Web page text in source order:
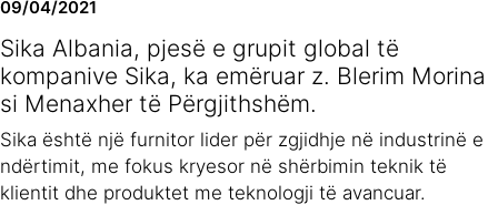
09/04/2021
Sika Albania, pjesë e grupit global të
kompanive Sika, ka emëruar z. Blerim Morina
si Menaxher të Përgjithshëm.
Sika është një furnitor lider për zgjidhje në industrinë e
ndërtimit, me fokus kryesor në shërbimin teknik të
klientit dhe produktet me teknologji të avancuar.